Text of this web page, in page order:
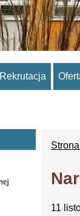
Rekrutacja
11